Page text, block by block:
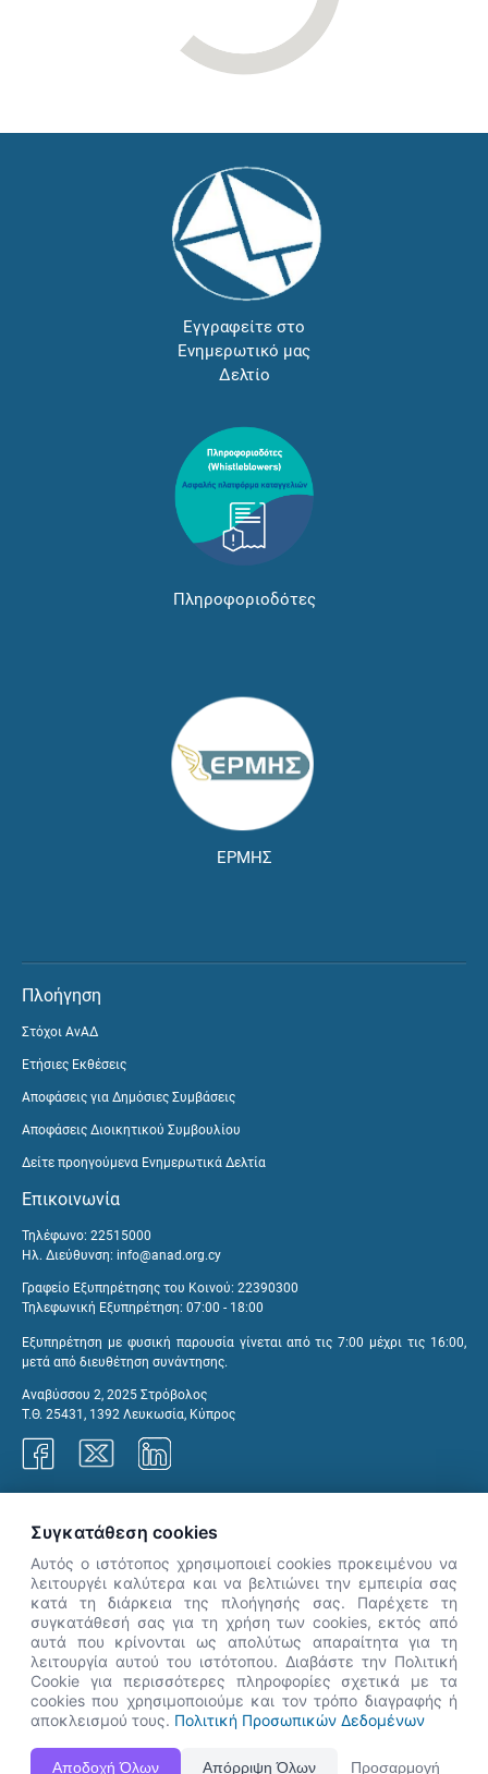
Εγγραφείτε στο
Ενημερωτικό μας
Δελτίο
Πληροφοριοδότες
ΕΡΜΗΣ
Πλοήγηση
Στόχοι ΑνΑΔ
Ετήσιες Εκθέσεις
Αποφάσεις για Δημόσιες Συμβάσεις
Αποφάσεις Διοικητικού Συμβουλίου
Δείτε προηγούμενα Ενημερωτικά Δελτία
Επικοινωνία
Τηλέφωνο: 22515000
Ηλ. Διεύθυνση: info@anad.org.cy
Γραφείο Εξυπηρέτησης του Κοινού: 22390300
Τηλεφωνική Εξυπηρέτηση: 07:00 - 18:00
Εξυπηρέτηση με φυσική παρουσία γίνεται από τις 7:00 μέχρι τις 16:00,
μετά από διευθέτηση συνάντησης.
Αναβύσσου 2, 2025 Στρόβολος
Τ.Θ. 25431, 1392 Λευκωσία, Κύπρος
Η Ιστοσελίδα ΑνΑΔ είναι πλήρως συμβατή με τις νεότερες εκδόσεις, Google Chrome, Mozilla Firefox,
Apple Safari καθώς και Internet Explorer.
👋 Καλώς ήρθες! Είμαι η Νόησις.
Πες μου πώς μπορώ να σε βοηθήσω
σήμερα.
Συγκατάθεση cookies
Αυτός ο ιστότοπος χρησιμοποιεί cookies προκειμένου να
λειτουργέι καλύτερα και να βελτιώνει την εμπειρία σας
κατά τη διάρκεια της πλοήγησής σας. Παρέχετε τη
συγκατάθεσή σας για τη χρήση των cookies, εκτός από
αυτά που κρίνονται ως απολύτως απαραίτητα για τη
λειτουργία αυτού του ιστότοπου. Διαβάστε την Πολιτική
Cookie για περισσότερες πληροφορίες σχετικά με τα
cookies που χρησιμοποιούμε και τον τρόπο διαγραφής ή
αποκλεισμού τους. Πολιτική Προσωπικών Δεδομένων
Αποδοχή Όλων Απόρριψη Όλων Προσαρμογή